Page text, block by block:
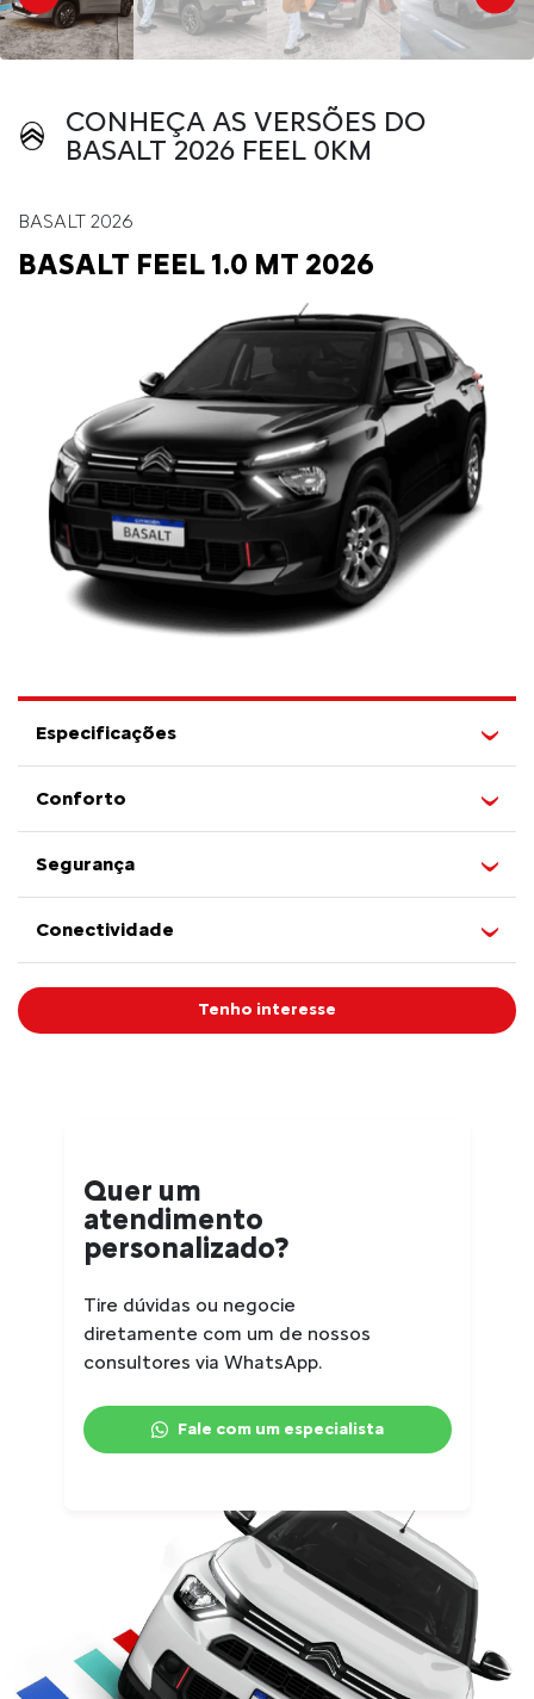
CONHEÇA AS VERSÕES DO
BASALT 2026 FEEL 0KM
BASALT 2026
BASALT FEEL 1.0 MT 2026
Especificações
Conforto
Segurança
Conectividade
Tenho interesse
Quer um
atendimento
personalizado?
Tire dúvidas ou negocie
diretamente com um de nossos
consultores via WhatsApp.
Fale com um especialista